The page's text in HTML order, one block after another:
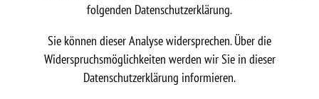
folgenden Datenschutzerklärung.
Sie können dieser Analyse widersprechen. Über die
Widerspruchsmöglichkeiten werden wir Sie in dieser
Datenschutzerklärung informieren.